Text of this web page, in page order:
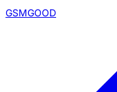
GSMGOOD